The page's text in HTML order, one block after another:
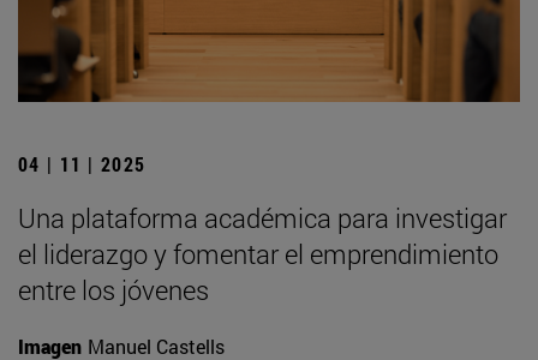
04 | 11 | 2025
Una plataforma académica para investigar
el liderazgo y fomentar el emprendimiento
entre los jóvenes
Imagen Manuel Castells